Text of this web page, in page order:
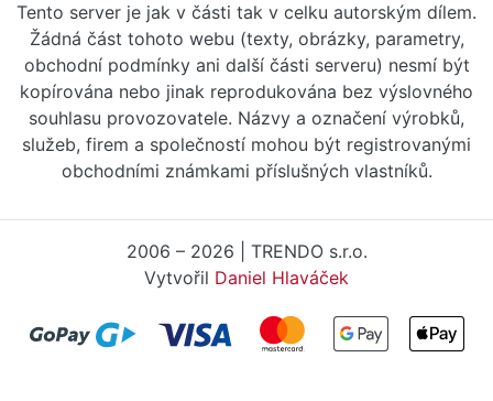
Tento server je jak v části tak v celku autorským dílem.
Žádná část tohoto webu (texty, obrázky, parametry,
obchodní podmínky ani další části serveru) nesmí být
kopírována nebo jinak reprodukována bez výslovného
souhlasu provozovatele. Názvy a označení výrobků,
služeb, firem a společností mohou být registrovanými
obchodními známkami příslušných vlastníků.
2006 – 2026 | TRENDO s.r.o.
Vytvořil Daniel Hlaváček